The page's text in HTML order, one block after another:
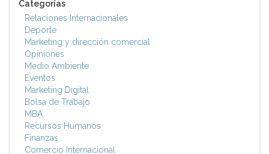
Categorías
Relaciones Internacionales
Deporte
Marketing y dirección comercial
Opiniones
Medio Ambiente
Eventos
Marketing Digital
Bolsa de Trabajo
MBA
Recursos Humanos
Finanzas
Comercio Internacional